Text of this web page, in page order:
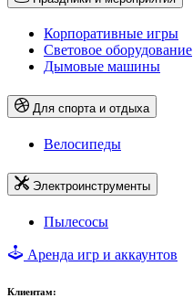
Корпоративные игры
Световое оборудование
Дымовые машины
Для спорта и отдыха
Велосипеды
Электроинструменты
Пылесосы
Аренда игр и аккаунтов
Клиентам: